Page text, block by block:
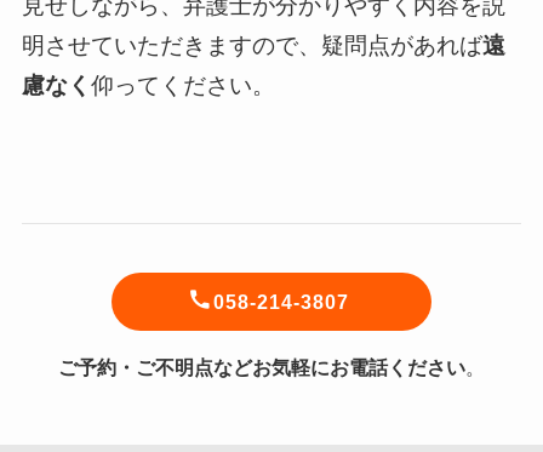
見せしながら、弁護士が分かりやすく内容を説
明させていただきますので、疑問点があれば遠
慮なく 仰ってください。
058-214-3807
ご予約・ご不明点などお気軽にお電話ください。